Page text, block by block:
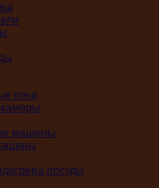
печи
машины
посуды